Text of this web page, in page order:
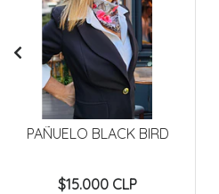
PAÑUELO BLACK BIRD
$15.000 CLP